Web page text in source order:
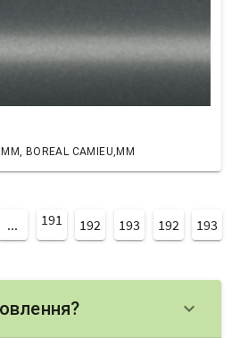
BOREAL CAMIEU,MM
... 191 192 193 192 193
keyboard_arrow_down